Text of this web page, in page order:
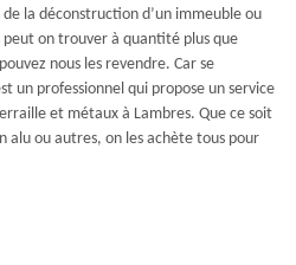
la déconstruction d’un immeuble ou
peut on trouver à quantité plus que
nous les revendre. Car se
un professionnel qui propose un service
et métaux à Lambres. Que ce soit
alu ou autres, on les achète tous pour